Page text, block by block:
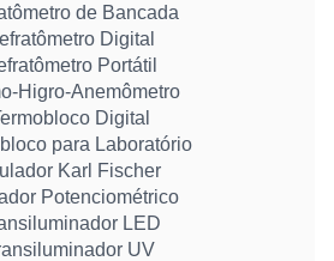
de Bancada
Digital
Portátil
Higro-Anemômetro
Digital
para Laboratório
Karl Fischer
Potenciométrico
LED
UV